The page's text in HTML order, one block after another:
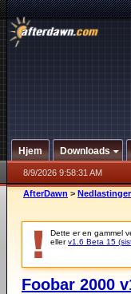
Hjem Downloads
8/9/2026 9:58:31 AM
AfterDawn > Nedlastinger
Dette er en gammel
ellerv1.6 Beta 15
Foobar 2000